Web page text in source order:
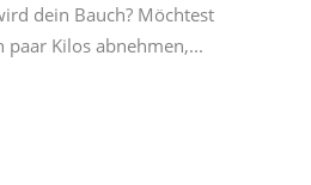
dein Bauch? Möchtest
paar Kilos abnehmen,